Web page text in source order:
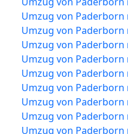
Umzug von Paderborn
Umzug von Paderborn
Umzug von Paderborn
Umzug von
Umzug von
Umzug von Paderborn
Umzug von
Umzug von Paderborn
Umzug von Paderborn